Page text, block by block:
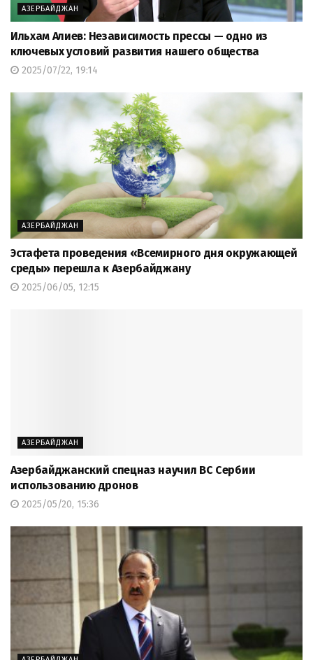
АЗЕРБАЙДЖАН
Ильхам Алиев: Независимость прессы — одно из
ключевых условий развития нашего общества
2025/07/22, 19:14
АЗЕРБАЙДЖАН
Эстафета проведения «Всемирного дня окружающей
среды» перешла к Азербайджану
2025/06/05, 12:15
АЗЕРБАЙДЖАН
Азербайджанский спецназ научил ВС Сербии
использованию дронов
2025/05/20, 15:36